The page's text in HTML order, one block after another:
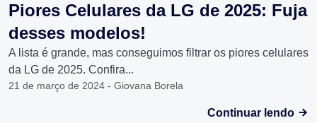
Piores Celulares da LG de 2025: Fuja
desses modelos!
A lista é grande, mas conseguimos filtrar os piores celulares
da LG de 2025. Confira...
21 de março de 2024 - Giovana Borela
Continuar lendo